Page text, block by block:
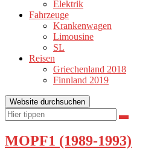
Elektrik
Fahrzeuge
Krankenwagen
Limousine
SL
Reisen
Griechenland 2018
Finnland 2019
Website durchsuchen
Suchen
nach:
Suchen
MOPF1 (1989-1993)